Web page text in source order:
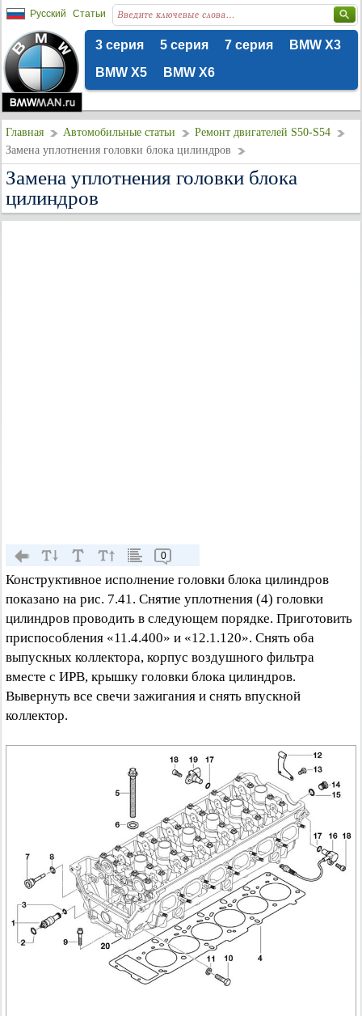
Русский Статьи
3 серия 5 серия 7 серия
BMW X3
BMW X5
BMW X6
Главная Автомобильные статьи
Ремонт двигателей S50-S54
Замена уплотнения головки блока цилиндров
Замена уплотнения головки блока
цилиндров
0
Конструктивное исполнение головки блока цилиндров
показано на рис. 7.41. Снятие уплотнения (4) головки
цилиндров проводить в следующем порядке. Приготовить
приспособления «11.4.400» и «12.1.120». Снять оба
выпускных коллектора, корпус воздушного фильтра
вместе с ИРВ, крышку головки блока цилиндров.
Вывернуть все свечи зажигания и снять впускной
коллектор.